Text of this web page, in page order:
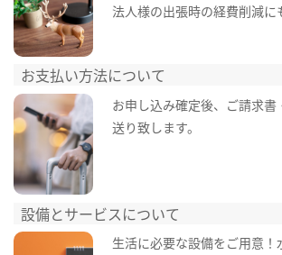
法人様の出張時の経費削減に
お支払い方法について
お申し込み確定後、ご請求書
送り致します。
設備とサービスについて
生活に必要な設備をご用意！